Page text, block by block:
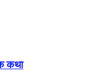
कथा